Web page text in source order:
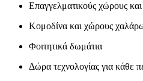
Επαγγελματικούς χώρους
Κομοδίνα και χώρους
Φοιτητικά δωμάτια
Δώρα τεχνολογίας για κάθε